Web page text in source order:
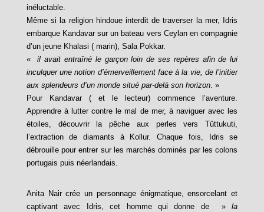
inéluctable.
Même si la religion hindoue interdit de traverser la mer, Idris
embarque Kandavar sur un bateau vers Ceylan en compagnie
d’un jeune Khalasi ( marin), Sala Pokkar.
«
il avait entraîné le garçon loin de ses repères afin de lui
inculquer une notion d’émerveillement face à la vie, de l’initier
aux splendeurs d’un monde situé par-delà son horizon. »
Pour Kandavar ( et le lecteur) commence l’aventure.
Apprendre à lutter contre le mal de mer, à naviguer avec les
étoiles, découvrir la pêche aux perles vers Tûttukuti,
l’extraction de diamants à Kollur. Chaque fois, Idris se
débrouille pour entrer sur les marchés dominés par les colons
portugais puis néerlandais.
Anita Nair crée un personnage énigmatique, ensorcelant et
captivant avec Idris, cet homme qui donne de »la